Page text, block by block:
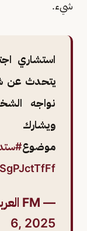
شيء.
استشاري
يتحدث عن
نواجه
موضوع
— FM العربية (@AlarabiyaFm)
6, 2025